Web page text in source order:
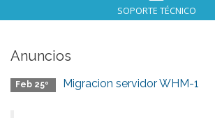
SOPORTE TÉCNICO
Anuncios
Feb 25º Migracion servidor WHM-1